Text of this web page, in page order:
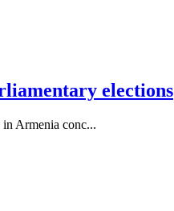
elections
Armenia conc...